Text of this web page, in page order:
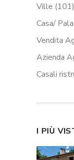
Ville (101)
Casa/
Vendita
Azienda
Casali
I PIÙ